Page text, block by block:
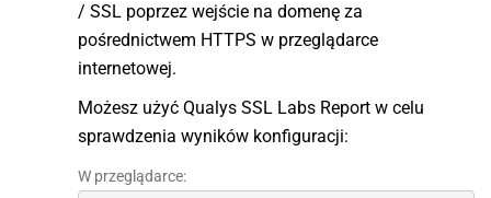
/ SSL poprzez wejście na domenę za
pośrednictwem HTTPS w przeglądarce
internetowej.
Możesz użyć Qualys SSL Labs Report w celu
sprawdzenia wyników konfiguracji:
W przeglądarce: